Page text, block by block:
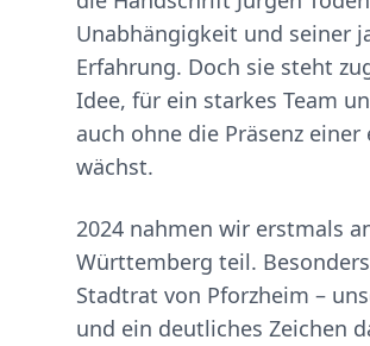
Unabhängigkeit und seiner
Erfahrung. Doch sie steht
Idee, für ein starkes Team
auch ohne die Präsenz
wächst.
2024 nahmen wir erstmals
Württemberg teil.
Stadtrat von Pforzheim –
und ein deutliches Zeichen